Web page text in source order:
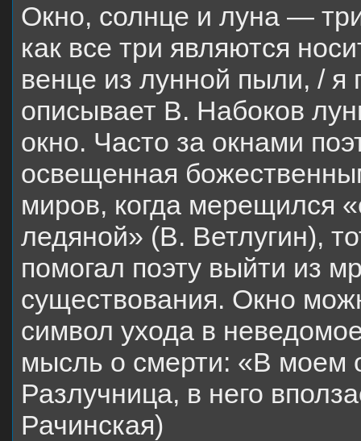
Окно, солнце и луна —
как все три являются
венце из лунной пыли, /
описывает В. Набоков
окно. Часто за окнами
освещенная
миров, когда мерещился
ледяной» (В. Ветлугин),
помогал поэту выйти из
существования. Окно
символ ухода в
мысль о смерти: «В моем
Разлучница, в него
Рачинская)